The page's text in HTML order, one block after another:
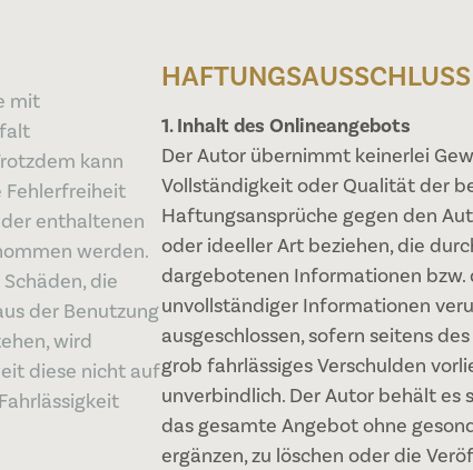
mit
kann
Fehlerfreiheit
enthaltenen
werden.
die
der Benutzung
wird
diese nicht auf
HAFTUNGSAUSSCHLUSS
1. Inhalt des Onlineangebots
Der Autor übernimmt keinerlei
Vollständigkeit oder Qualität der
Haftungsansprüche gegen den
oder ideeller Art beziehen, die
dargebotenen Informationen
unvollständiger Informationen
ausgeschlossen, sofern seitens
grob fahrlässiges Verschulden
unverbindlich. Der Autor behält es
das gesamte Angebot ohne
ergänzen, zu löschen oder die